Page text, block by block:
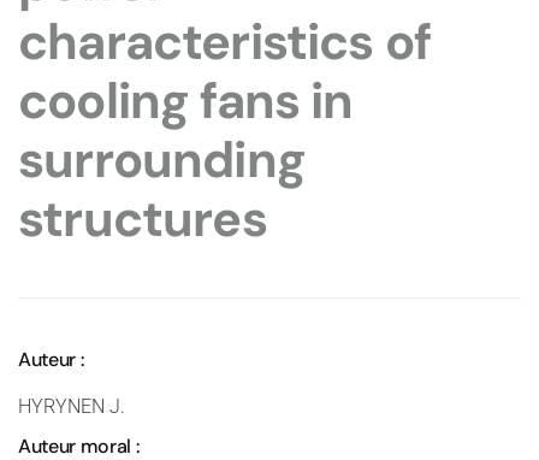
characteristics of
cooling fans in
surrounding
structures
Auteur :
HYRYNEN J.
Auteur moral :